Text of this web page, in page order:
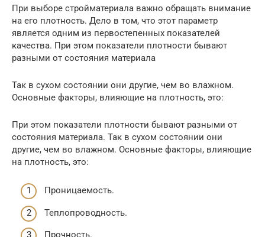
При выборе стройматериала важно обращать внимание
на его плотность. Дело в том, что этот параметр
является одним из первостепенных показателей
качества. При этом показатели плотности бывают
разными от состояния материала
Так в сухом состоянии они другие, чем во влажном.
Основные факторы, влияющие на плотность, это:
При этом показатели плотности бывают разными от
состояния материала. Так в сухом состоянии они
другие, чем во влажном. Основные факторы, влияющие
на плотность, это:
Проницаемость.
Теплопроводность.
Прочность.